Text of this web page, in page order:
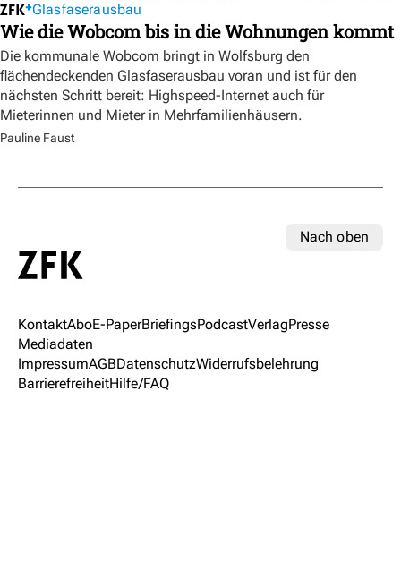
Glasfaserausbau
Wie die Wobcom bis in die Wohnungen kommt
Die kommunale Wobcom bringt in Wolfsburg den
flächendeckenden Glasfaserausbau voran und ist für den
nächsten Schritt bereit: Highspeed-Internet auch für
Mieterinnen und Mieter in Mehrfamilienhäusern.
Pauline Faust
Nach oben
KontaktAboE-PaperBriefingsPodcastVerlagPresse
Mediadaten
ImpressumAGBDatenschutzWiderrufsbelehrung
BarrierefreiheitHilfe/FAQ